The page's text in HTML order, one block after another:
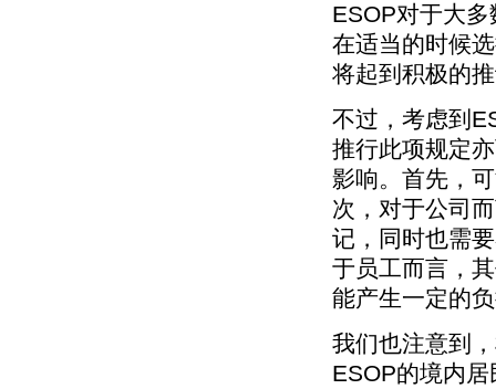
ESOP对于大
在适当的时候
将起到积极的
不过，考虑到
推行此项规定
影响。首先，
次，对于公司
记，同时也需
于员工而言，
能产生一定的
我们也注意到
ESOP的境内